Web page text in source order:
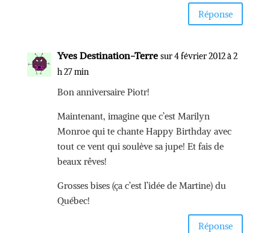
Réponse
Yves Destination-Terre sur 4 février 2012 à 2
h 27 min
Bon anniversaire Piotr!
Maintenant, imagine que c’est Marilyn
Monroe qui te chante Happy Birthday avec
tout ce vent qui soulève sa jupe! Et fais de
beaux rêves!
Grosses bises (ça c’est l’idée de Martine) du
Québec!
Réponse